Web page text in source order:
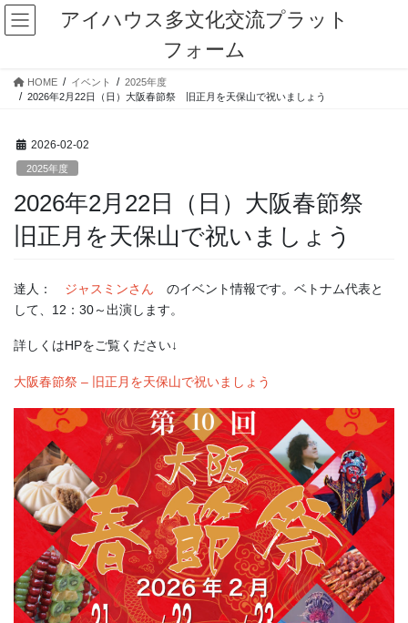
コ
ン
ナ
ビ
アイハウス多文化交流プラット
フォーム
HOME イベント
2025年度
2026年2月22日（日）大阪春節祭 旧正月を天保山で祝いましょう
2026-02-02
2025年度
2026年2月22日（日）大阪春節祭
旧正月を天保山で祝いましょう
達人： ジャスミンさん のイベント情報です。ベトナム代表と
して、12：30～出演します。
詳しくはHPをご覧ください↓
大阪春節祭 – 旧正月を天保山で祝いましょう